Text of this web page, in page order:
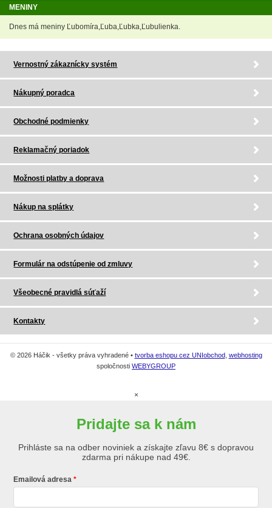
MENINY
Dnes má meniny Ľubomíra,Ľuba,Ľubka,Ľubulienka.
Vernostný zákaznícky systém
Nákupný poradca
Obchodné podmienky
Reklamačný poriadok
Možnosti platby a doprava
Nákup na splátky
Ochrana osobných údajov
Formulár na odstúpenie od zmluvy
Všeobecné pravidlá súťaží
Kontakty
© 2026 Háčik - všetky práva vyhradené • tvorba eshopu cez UNIobchod, webhosting
spoločnosti WEBYGROUP
×
Pridajte sa k nám
Prihláste sa na odber noviniek a získajte zľavu 8€ s dopravou
zdarma pri nákupe nad 49€.
Emailová adresa